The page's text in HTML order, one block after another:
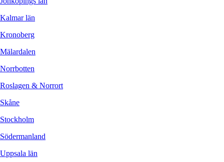
Kalmar län
Kronoberg
Mälardalen
Norrbotten
Roslagen & Norrort
Skåne
Stockholm
Södermanland
Uppsala län